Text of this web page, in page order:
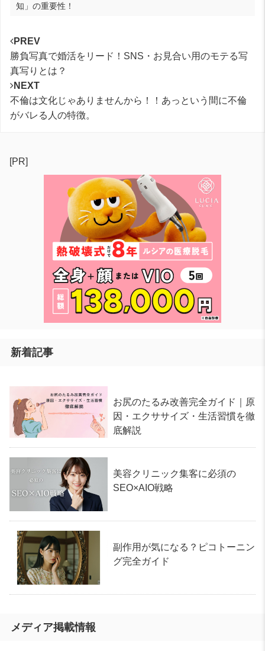
知」の重要性！
PREV
勝負写真で婚活をリード！SNS・お見合い用のモテる写
真写りとは？
NEXT
不倫は文化じゃありませんから！！あっという間に不倫
がバレる人の特徴。
[PR]
新着記事
お尻のたるみ改善完全ガイド｜原
因・エクササイズ・生活習慣を徹
底解説
美容クリニック集客に必須の
SEO×AIO戦略
副作用が気になる？ピコトーニン
グ完全ガイド
メディア掲載情報